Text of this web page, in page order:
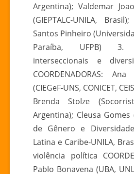
Argentina); Valdemar
(GIEPTALC-UNILA,
Santos Pinheiro
Paraíba, UFPB) 3.
interseccionais e
COORDENADORAS:
(CIEGeF-UNS, CONICET,
Brenda Stolze
Argentina); Cleusa
de Gênero e
Latina e Caribe-UNILA,
violência política
Pablo Bonavena (UBA,